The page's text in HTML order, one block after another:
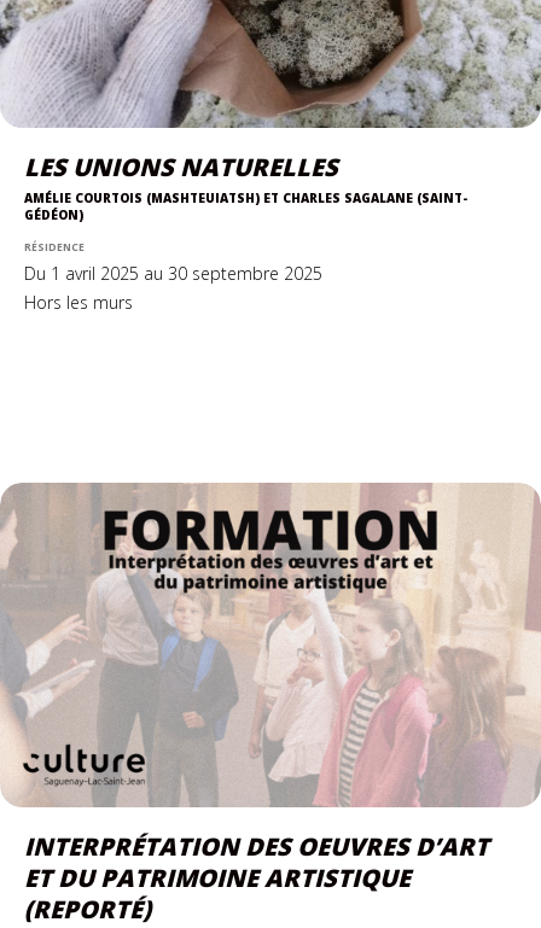
LES UNIONS NATURELLES
AMÉLIE COURTOIS (MASHTEUIATSH) ET CHARLES SAGALANE (SAINT-
GÉDÉON)
RÉSIDENCE
Du 1 avril 2025 au 30 septembre 2025
Hors les murs
INTERPRÉTATION DES OEUVRES D’ART
ET DU PATRIMOINE ARTISTIQUE
(REPORTÉ)